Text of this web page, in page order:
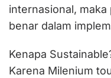
internasional,
benar dalam
Kenapa
Karena Milenium